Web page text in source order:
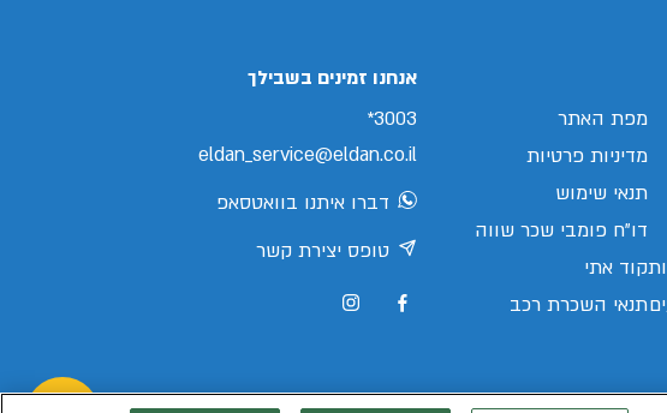
מפת האתר
מדיניות פרטיות
תנאי שימוש
דו"ח פומבי שכר שווה
קוד אתי
תנאי השכרת רכב
אנחנו זמינים בשבילך
3003*
eldan_service@eldan.co.il
דברו איתנו בוואטסאפ
טופס יצירת קשר